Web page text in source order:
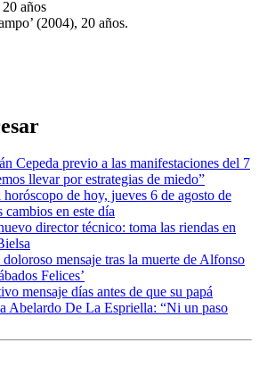
20 años
(2004), 20 años.
Cepeda previo a las manifestaciones del 7
llevar por estrategias de miedo”
de hoy, jueves 6 de agosto de
cambios en este día
director técnico: toma las riendas en
mensaje tras la muerte de Alfonso
Felices’
mensaje días antes de que su papá
Abelardo De La Espriella: “Ni un paso